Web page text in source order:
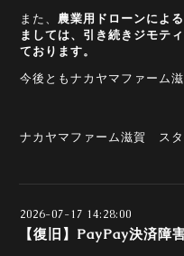
また、 農業用ドローンによ
ましては、引き続きジモテ
ております。
今後ともナカヤマファーム
ナカヤマファーム滋賀 スタ
2026-07-17 14:28:00
【復旧】PayPay決済障